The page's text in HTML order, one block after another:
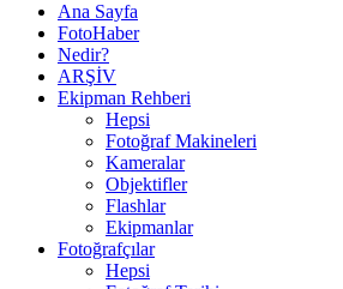
Ana Sayfa
FotoHaber
Nedir?
ARŞİV
Ekipman Rehberi
Hepsi
Fotoğraf Makineleri
Kameralar
Objektifler
Flashlar
Ekipmanlar
Fotoğrafçılar
Hepsi